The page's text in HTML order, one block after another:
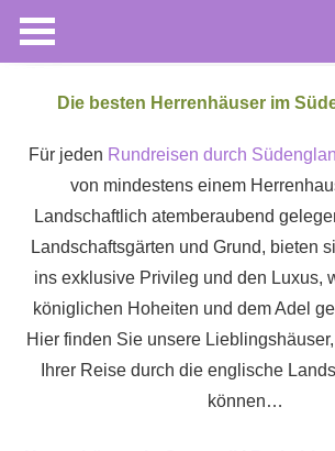
Die besten Herrenhäuser im
Für jeden Rundreisen durch
von mindestens einem
Landschaftlich atemberaubend
Landschaftsgärten und Grund, bieten
ins exklusive Privileg und den Luxus,
königlichen Hoheiten und dem Adel
Hier finden Sie unsere
Ihrer Reise durch die englische
können…